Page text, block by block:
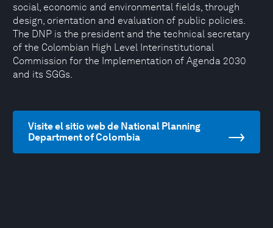
social, economic and environmental fields, through
design, orientation and evaluation of public policies.
The DNP is the president and the technical secretary
of the Colombian High Level Interinstitutional
Commission for the Implementation of Agenda 2030
and its SGGs.
Visite el sitio web de National Planning
Department of Colombia